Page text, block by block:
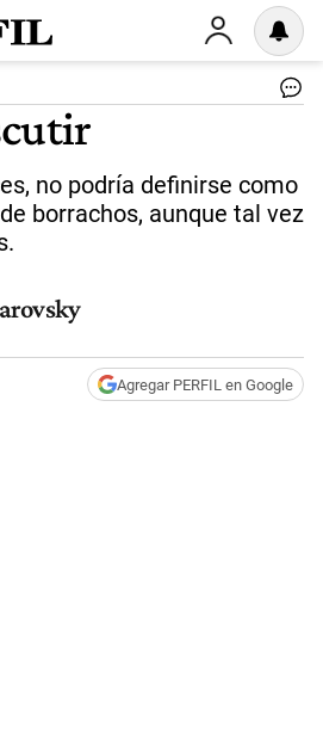
no podría definirse como
borrachos, aunque tal vez
Agregar PERFIL en Google